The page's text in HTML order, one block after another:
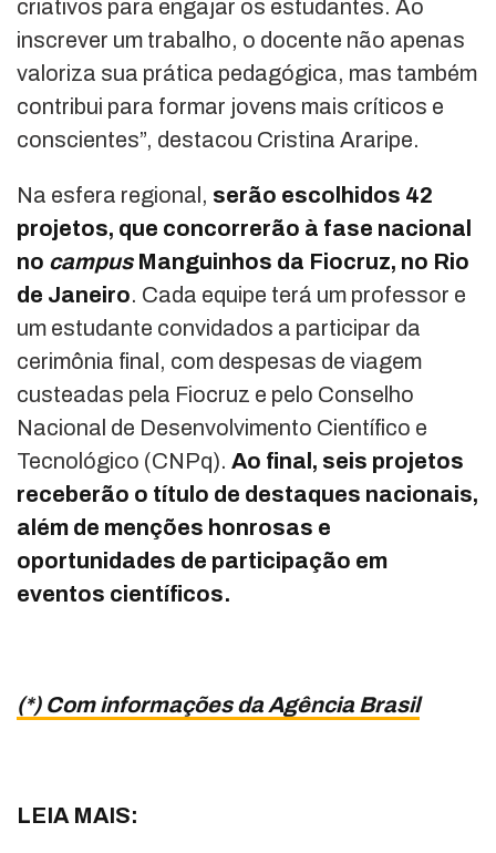
criativos para engajar os estudantes. Ao
inscrever um trabalho, o docente não apenas
valoriza sua prática pedagógica, mas também
contribui para formar jovens mais críticos e
conscientes”, destacou Cristina Araripe.
Na esfera regional, serão escolhidos 42
projetos, que concorrerão à fase nacional
no campusManguinhos da Fiocruz, no Rio
de Janeiro. Cada equipe terá um professor e
um estudante convidados a participar da
cerimônia final, com despesas de viagem
custeadas pela Fiocruz e pelo Conselho
Nacional de Desenvolvimento Científico e
Tecnológico (CNPq). Ao final, seis projetos
receberão o título de destaques nacionais,
além de menções honrosas e
oportunidades de participação em
eventos científicos.
(*) Com informações da Agência Brasil
LEIA MAIS: